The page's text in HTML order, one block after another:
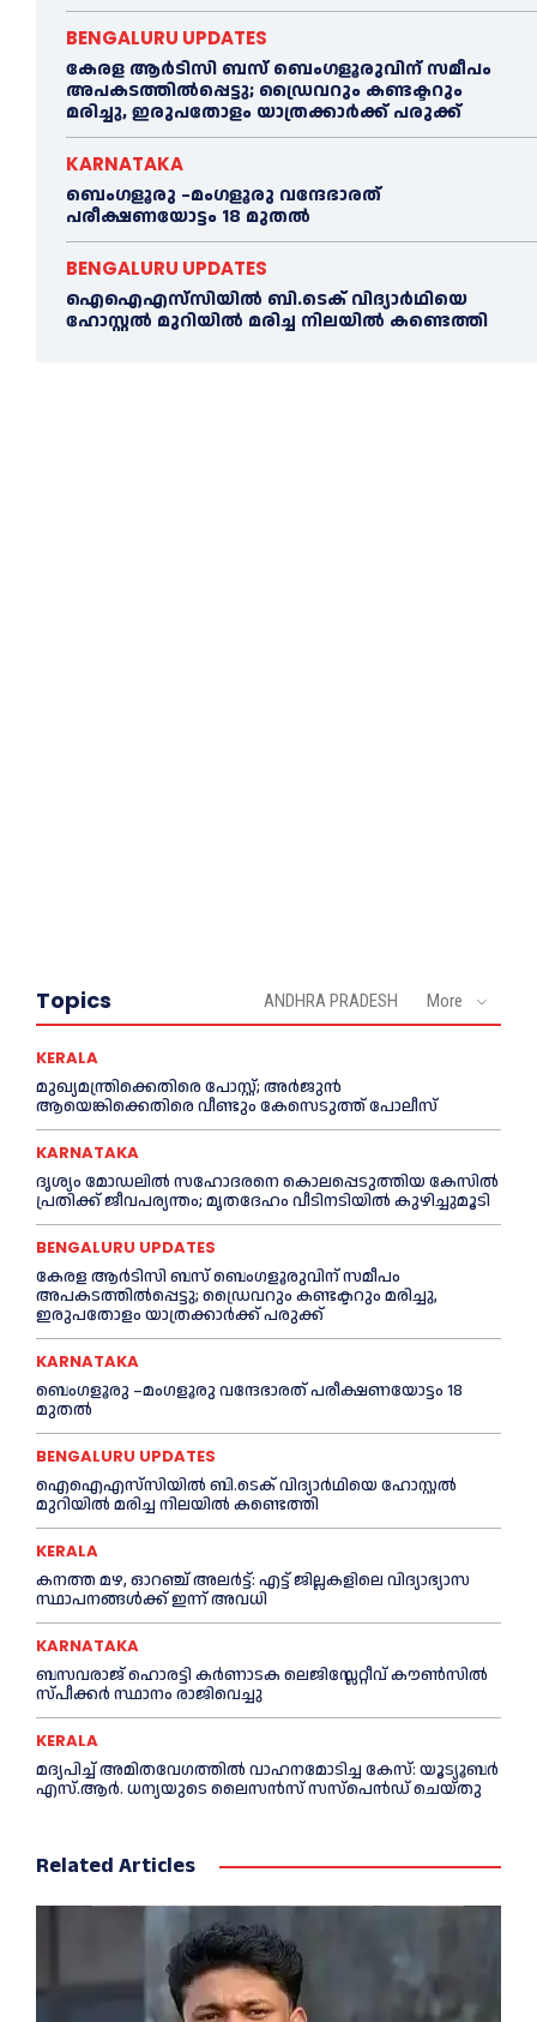
BENGALURU UPDATES
കേരള ആർടിസി ബസ് ബെംഗളൂരുവിന് സമീപം
അപകടത്തിൽപ്പെട്ടു; ഡ്രൈവറും കണ്ടക്ടറും
മരിച്ചു, ഇരുപതോളം യാത്രക്കാർക്ക് പരുക്ക്
KARNATAKA
ബെംഗളൂരു –മംഗളൂരു വന്ദേഭാരത്
പരീക്ഷണയോട്ടം 18 മുതൽ
BENGALURU UPDATES
ഐഐഎസ്‌സിയിൽ ബി.ടെക് വിദ്യാർഥിയെ
ഹോസ്റ്റൽ മുറിയിൽ മരിച്ച നിലയിൽ കണ്ടെത്തി
Topics ANDHRA PRADESH More
KERALA
മുഖ്യമന്ത്രിക്കെതിരെ പോസ്റ്റ്; അര്‍ജുൻ
ആയെങ്കിക്കെതിരെ വീണ്ടും കേസെടുത്ത് പോലീസ്
KARNATAKA
ദൃശ്യം മോഡലിൽ സഹോദരനെ കൊലപ്പെടുത്തിയ കേസിൽ
പ്രതിക്ക് ജീവപര്യന്തം; മൃതദേഹം വീടിനടിയിൽ കുഴിച്ചുമൂടി
BENGALURU UPDATES
കേരള ആർടിസി ബസ് ബെംഗളൂരുവിന് സമീപം
അപകടത്തിൽപ്പെട്ടു; ഡ്രൈവറും കണ്ടക്ടറും മരിച്ചു,
ഇരുപതോളം യാത്രക്കാർക്ക് പരുക്ക്
KARNATAKA
ബെംഗളൂരു –മംഗളൂരു വന്ദേഭാരത് പരീക്ഷണയോട്ടം 18
മുതൽ
BENGALURU UPDATES
ഐഐഎസ്‌സിയിൽ ബി.ടെക് വിദ്യാർഥിയെ ഹോസ്റ്റൽ
മുറിയിൽ മരിച്ച നിലയിൽ കണ്ടെത്തി
KERALA
ക​ന​ത്ത മ​ഴ, ഓറഞ്ച് അലർട്ട്: എ​ട്ട് ജി​ല്ല​ക​ളി​ലെ വി​ദ്യാ​ഭ്യാ​സ
സ്ഥാ​പ​ന​ങ്ങ​ൾ​ക്ക് ഇ​ന്ന് അ​വ​ധി
KARNATAKA
ബസവരാജ് ഹൊരട്ടി കർണാടക ലെജിസ്ലേറ്റീവ് കൗൺസിൽ
സ്പീക്കർ സ്ഥാനം രാജിവെച്ചു
KERALA
മദ്യപിച്ച് അമിതവേഗത്തിൽ വാഹനമോടിച്ച കേസ്: യൂട്യൂബർ
എസ്.ആർ. ധന്യയുടെ ലൈസൻസ് സസ്‌പെൻഡ് ചെയ്തു
Related Articles